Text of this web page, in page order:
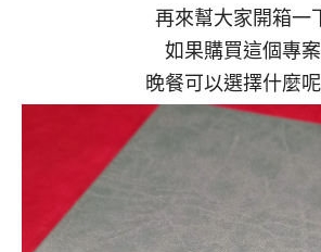
再來幫大家開箱一
如果購買這個專案
晚餐可以選擇什麼